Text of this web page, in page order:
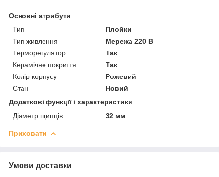
Основні атрибути
Тип
Плойки
Тип живлення
Мережа 220 В
Терморегулятор
Так
Керамічне покриття
Так
Колір корпусу
Рожевий
Стан
Новий
Додаткові функції і характеристики
Діаметр щипців
32 мм
Приховати
Умови доставки